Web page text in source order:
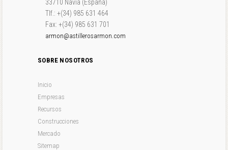
33710 Navia (España)
Tlf.: +(34) 985 631 464
Fax: +(34) 985 631 701
armon@astillerosarmon.com
SOBRE NOSOTROS
Inicio
Empresas
Recursos
Construcciones
Mercado
Sitemap